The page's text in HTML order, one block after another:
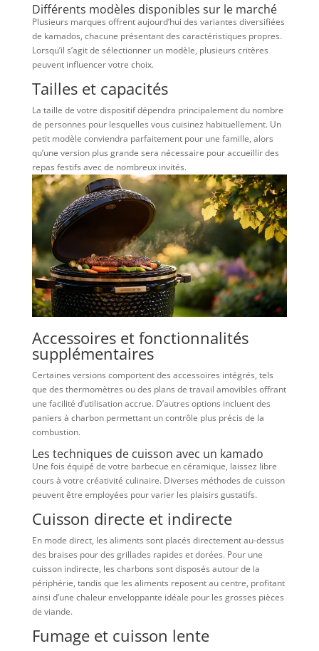
Différents modèles disponibles sur le marché
Plusieurs marques offrent aujourd’hui des variantes diversifiées
de kamados, chacune présentant des caractéristiques propres.
Lorsqu’il s’agit de sélectionner un modèle, plusieurs critères
peuvent influencer votre choix.
Tailles et capacités
La taille de votre dispositif dépendra principalement du nombre
de personnes pour lesquelles vous cuisinez habituellement. Un
petit modèle conviendra parfaitement pour une famille, alors
qu’une version plus grande sera nécessaire pour accueillir des
repas festifs avec de nombreux invités.
Accessoires et fonctionnalités
supplémentaires
Certaines versions comportent des accessoires intégrés, tels
que des thermomètres ou des plans de travail amovibles offrant
une facilité d’utilisation accrue. D’autres options incluent des
paniers à charbon permettant un contrôle plus précis de la
combustion.
Les techniques de cuisson avec un kamado
Une fois équipé de votre barbecue en céramique, laissez libre
cours à votre créativité culinaire. Diverses méthodes de cuisson
peuvent être employées pour varier les plaisirs gustatifs.
Cuisson directe et indirecte
En mode direct, les aliments sont placés directement au-dessus
des braises pour des grillades rapides et dorées. Pour une
cuisson indirecte, les charbons sont disposés autour de la
périphérie, tandis que les aliments reposent au centre, profitant
ainsi d’une chaleur enveloppante idéale pour les grosses pièces
de viande.
Fumage et cuisson lente